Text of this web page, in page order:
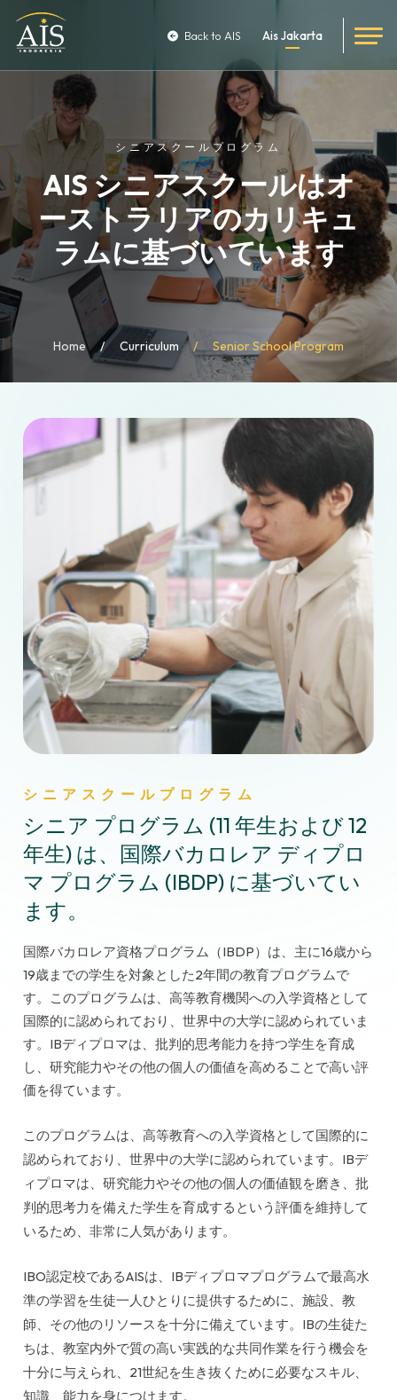
Back to AIS Ais Jakarta
シニアスクールプログラム
AIS シニアスクールはオ
ーストラリアのカリキュ
ラムに基づいています
Home Curriculum Senior School Program
シニアスクールプログラム
シニア プログラム (11 年生および 12
年生) は、国際バカロレア ディプロ
マ プログラム (IBDP) に基づいてい
ます。
国際バカロレア資格プログラム（IBDP）は、主に16歳から
19歳までの学生を対象とした2年間の教育プログラムで
す。このプログラムは、高等教育機関への入学資格として
国際的に認められており、世界中の大学に認められていま
す。IBディプロマは、批判的思考能力を持つ学生を育成
し、研究能力やその他の個人の価値を高めることで高い評
価を得ています。
このプログラムは、高等教育への入学資格として国際的に
認められており、世界中の大学に認められています。IBデ
ィプロマは、研究能力やその他の個人の価値観を磨き、批
判的思考力を備えた学生を育成するという評価を維持して
いるため、非常に人気があります。
IBO認定校であるAISは、IBディプロマプログラムで最高水
準の学習を生徒一人ひとりに提供するために、施設、教
師、その他のリソースを十分に備えています。IBの生徒た
ちは、教室内外で質の高い実践的な共同作業を行う機会を
十分に与えられ、21世紀を生き抜くために必要なスキル、
知識、能力を身につけます。